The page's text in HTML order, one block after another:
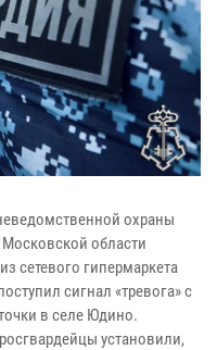
охраны
области
сетевого гипермаркета
сигнал «тревога» с
в селе Юдино.
установили,